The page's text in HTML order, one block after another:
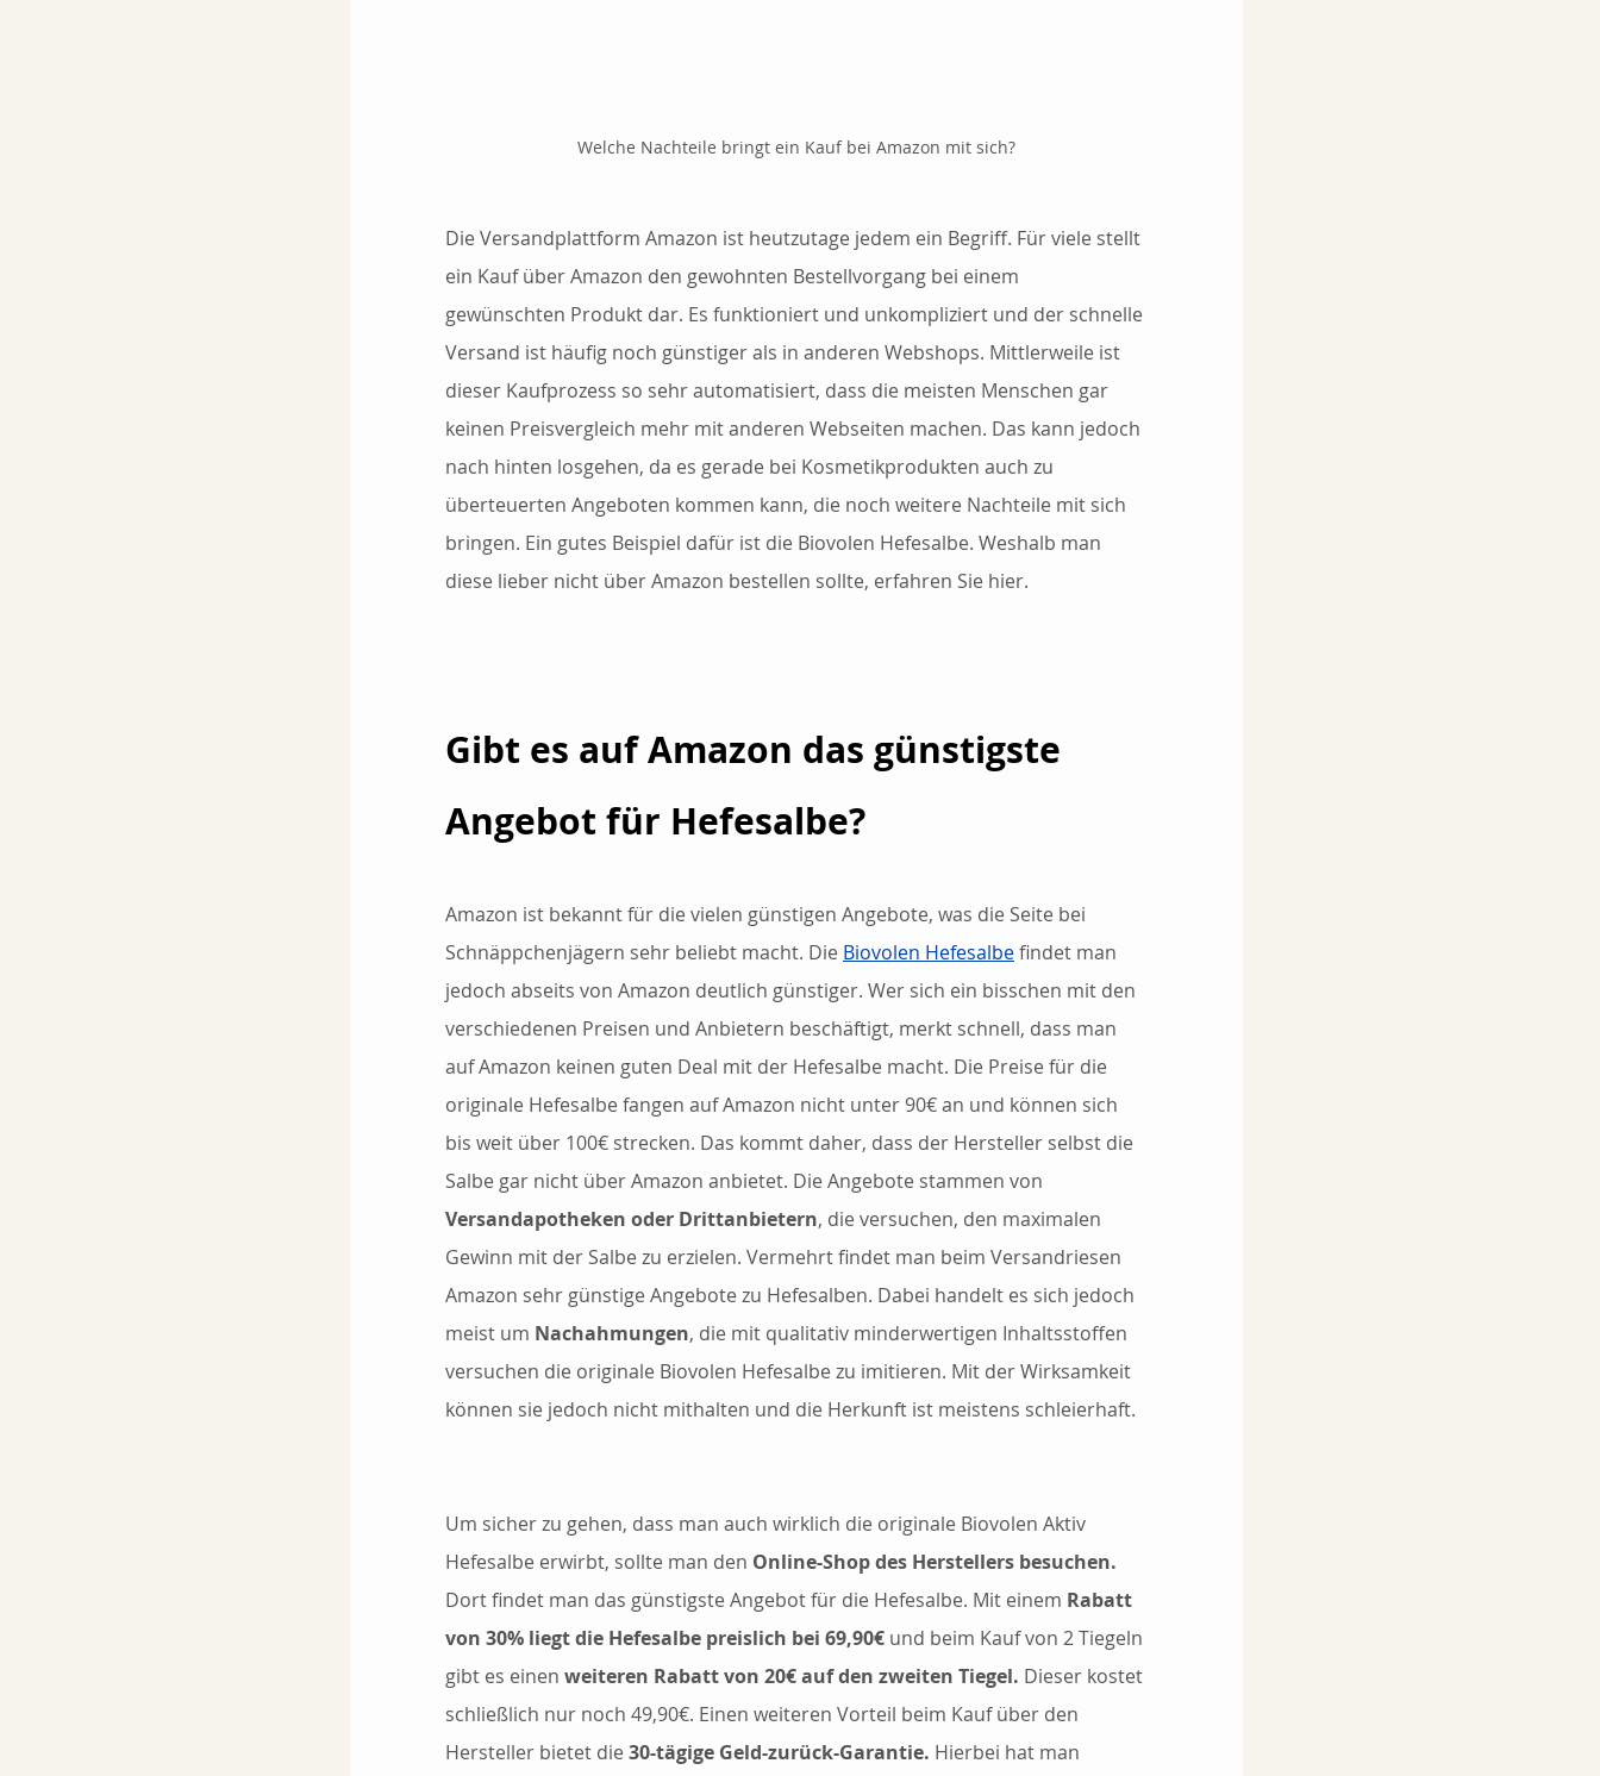
Welche Nachteile bringt ein Kauf bei Amazon mit sich?
Die Versandplattform Amazon ist heutzutage jedem ein Begriff. Für viele stellt
ein Kauf über Amazon den gewohnten Bestellvorgang bei einem
gewünschten Produkt dar. Es funktioniert und unkompliziert und der schnelle
Versand ist häufig noch günstiger als in anderen Webshops. Mittlerweile ist
dieser Kaufprozess so sehr automatisiert, dass die meisten Menschen gar
keinen Preisvergleich mehr mit anderen Webseiten machen. Das kann jedoch
nach hinten losgehen, da es gerade bei Kosmetikprodukten auch zu
überteuerten Angeboten kommen kann, die noch weitere Nachteile mit sich
bringen. Ein gutes Beispiel dafür ist die Biovolen Hefesalbe. Weshalb man
diese lieber nicht über Amazon bestellen sollte, erfahren Sie hier.
Gibt es auf Amazon das günstigste
Angebot für Hefesalbe?
Amazon ist bekannt für die vielen günstigen Angebote, was die Seite bei
Schnäppchenjägern sehr beliebt macht. Die Biovolen Hefesalbe findet man
jedoch abseits von Amazon deutlich günstiger. Wer sich ein bisschen mit den
verschiedenen Preisen und Anbietern beschäftigt, merkt schnell, dass man
auf Amazon keinen guten Deal mit der Hefesalbe macht. Die Preise für die
originale Hefesalbe fangen auf Amazon nicht unter 90€ an und können sich
bis weit über 100€ strecken. Das kommt daher, dass der Hersteller selbst die
Salbe gar nicht über Amazon anbietet. Die Angebote stammen von
Versandapotheken oder Drittanbietern, die versuchen, den maximalen
Gewinn mit der Salbe zu erzielen. Vermehrt findet man beim Versandriesen
Amazon sehr günstige Angebote zu Hefesalben. Dabei handelt es sich jedoch
meist um Nachahmungen, die mit qualitativ minderwertigen Inhaltsstoffen
versuchen die originale Biovolen Hefesalbe zu imitieren. Mit der Wirksamkeit
können sie jedoch nicht mithalten und die Herkunft ist meistens schleierhaft.
Um sicher zu gehen, dass man auch wirklich die originale Biovolen Aktiv
Hefesalbe erwirbt, sollte man den Online-Shop des Herstellers besuchen.
Dort findet man das günstigste Angebot für die Hefesalbe. Mit einem Rabatt
von 30% liegt die Hefesalbe preislich bei 69,90€ und beim Kauf von 2 Tiegeln
gibt es einen weiteren Rabatt von 20€ auf den zweiten Tiegel. Dieser kostet
schließlich nur noch 49,90€. Einen weiteren Vorteil beim Kauf über den
Hersteller bietet die 30-tägige Geld-zurück-Garantie. Hierbei hat man